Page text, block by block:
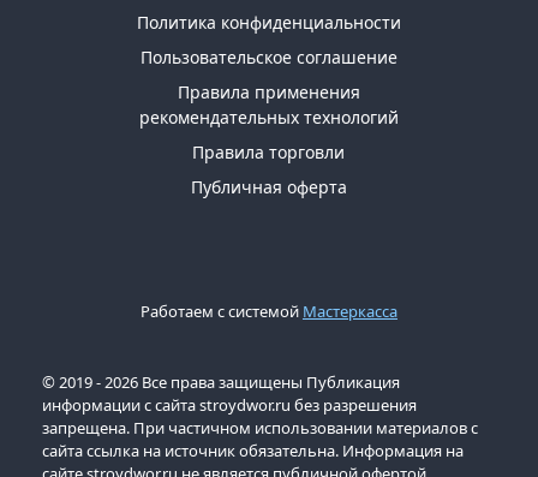
Политика конфиденциальности
Пользовательское соглашение
Правила применения
рекомендательных технологий
Правила торговли
Публичная оферта
Работаем с системой Мастеркасса
© 2019 - 2026 Все права защищены Публикация
информации с сайта stroydwor.ru без разрешения
запрещена. При частичном использовании материалов с
сайта ссылка на источник обязательна. Информация на